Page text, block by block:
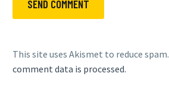
SEND COMMENT
This site uses Akismet to reduce spam.
comment data is processed.